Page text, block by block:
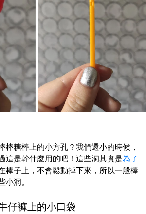
棒糖棒上的小方孔？我們還小的時候，
這是幹什麼用的吧！這些洞其實是為了
棒子上，不會鬆動掉下來，所以一般棒
小洞。
仔褲上的小口袋